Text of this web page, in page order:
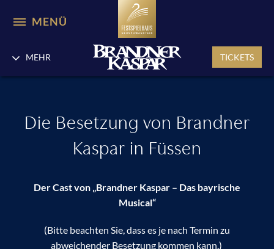
MEHR TICKETS
MENÜ
Die Besetzung von Brandner
Kaspar in Füssen
Der Cast von „Brandner Kaspar – Das bayrische
Musical“
(Bitte beachten Sie, dass es je nach Termin zu
abweichender Besetzung kommen kann.)